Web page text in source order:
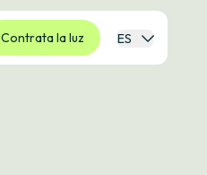
Contrata la luz ES